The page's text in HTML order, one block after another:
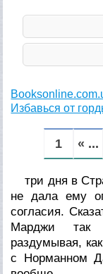
Избавься от
1 « ...
три дня в
не дала ему
согласия.
Марджи так
раздумывая,
с Норманном